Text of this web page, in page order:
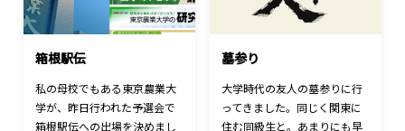
箱根駅伝
私の母校でもある東京農業大
学が、昨日行われた予選会で
箱根駅伝への出場を決めまし
墓参り
大学時代の友人の墓参りに行
ってきました。同じく関東に
住む同級生と。あまりにも早